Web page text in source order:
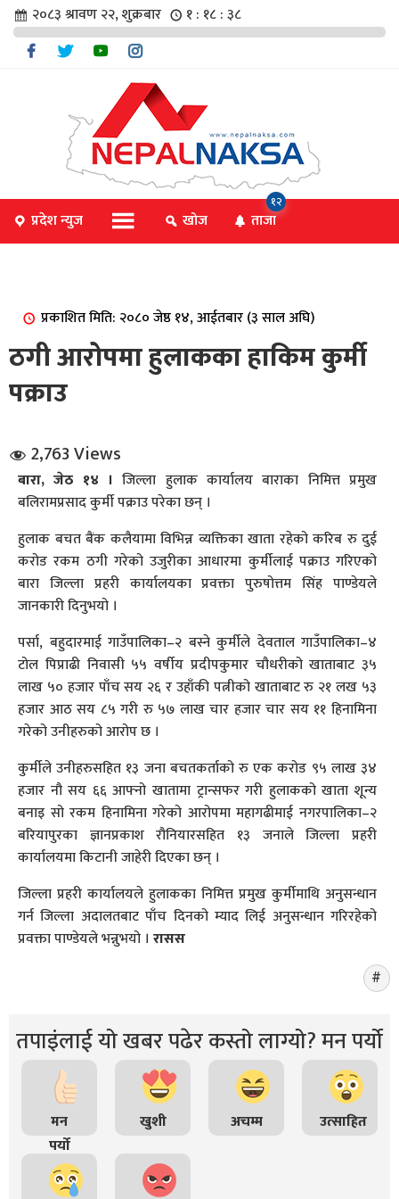
संवाद
२०८३ श्रावण २२, शुक्रबार १ : १८ : ३८
प्रदेश न्युज खोज ताजा
१२
प्रकाशित मिति: २०८० जेष्ठ १४, आईतबार (३ साल अघि)
ठगी आरोपमा हुलाकका हाकिम कुर्मी
पक्राउ
2,763 Views
बारा, जेठ १४ । जिल्ला हुलाक कार्यालय बाराका निमित्त प्रमुख
बलिरामप्रसाद कुर्मी पक्राउ परेका छन् ।
हुलाक बचत बैंक कलैयामा विभिन्न व्यक्तिका खाता रहेको करिब रु दुई
करोड रकम ठगी गरेको उजुरीका आधारमा कुर्मीलाई पक्राउ गरिएको
बारा जिल्ला प्रहरी कार्यालयका प्रवक्ता पुरुषोत्तम सिंह पाण्डेयले
जानकारी दिनुभयो ।
पर्सा, बहुदारमाई गाउँपालिका–२ बस्ने कुर्मीले देवताल गाउँपालिका–४
टोल पिप्राढी निवासी ५५ वर्षीय प्रदीपकुमार चौधरीको खाताबाट ३५
लाख ५० हजार पाँच सय २६ र उहाँकी पत्नीको खाताबाट रु २१ लख ५३
हजार आठ सय ८५ गरी रु ५७ लाख चार हजार चार सय ११ हिनामिना
गरेको उनीहरुको आरोप छ ।
कुर्मीले उनीहरुसहित १३ जना बचतकर्ताको रु एक करोड ९५ लाख ३४
हजार नौ सय ६६ आफ्नो खातामा ट्रान्सफर गरी हुलाकको खाता शून्य
बनाइ सो रकम हिनामिना गरेको आरोपमा महागढीमाई नगरपालिका–२
बरियापुरका ज्ञानप्रकाश रौनियारसहित १३ जनाले जिल्ला प्रहरी
कार्यालयमा किटानी जाहेरी दिएका छन् ।
जिल्ला प्रहरी कार्यालयले हुलाकका निमित्त प्रमुख कुर्मीमाथि अनुसन्धान
गर्न जिल्ला अदालतबाट पाँच दिनको म्याद लिई अनुसन्धान गरिरहेको
प्रवक्ता पाण्डेयले भन्नुभयो । रासस
तपाइंलाई यो खबर पढेर कस्तो लाग्यो? मन पर्यो
मन
पर्यो
खुशी अचम्म उत्साहित